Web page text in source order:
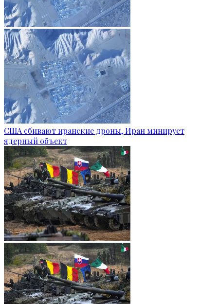
США сбивают иранские дроны, Иран минирует
ядерный объект